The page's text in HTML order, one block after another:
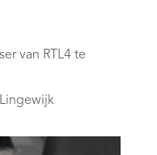
van RTL4 te